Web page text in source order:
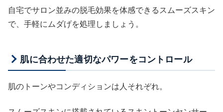
自宅でサロン並みの脱毛効果を体感できるスムーズスキン
で、手軽にムダげを処理しましょう。
肌に合わせた適切なパワーをコントロール
肌のトーンやコンディションは人それぞれ。